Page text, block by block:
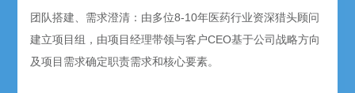
团队搭建、需求澄清：由多位8-10年医药行业资深猎头顾问
建立项目组，由项目经理带领与客户CEO基于公司战略方向
及项目需求确定职责需求和核心要素。